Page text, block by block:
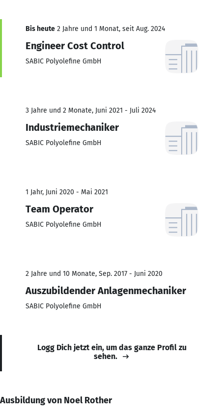
Bis heute 2 Jahre und 1 Monat, seit Aug. 2024
Engineer Cost Control
SABIC Polyolefine GmbH
3 Jahre und 2 Monate, Juni 2021 - Juli 2024
Industriemechaniker
SABIC Polyolefine GmbH
1 Jahr, Juni 2020 - Mai 2021
Team Operator
SABIC Polyolefine GmbH
2 Jahre und 10 Monate, Sep. 2017 - Juni 2020
Auszubildender Anlagenmechaniker
SABIC Polyolefine GmbH
Logg Dich jetzt ein, um das ganze Profil zu
sehen.
Ausbildung von Noel Rother